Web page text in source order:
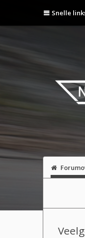
Snelle